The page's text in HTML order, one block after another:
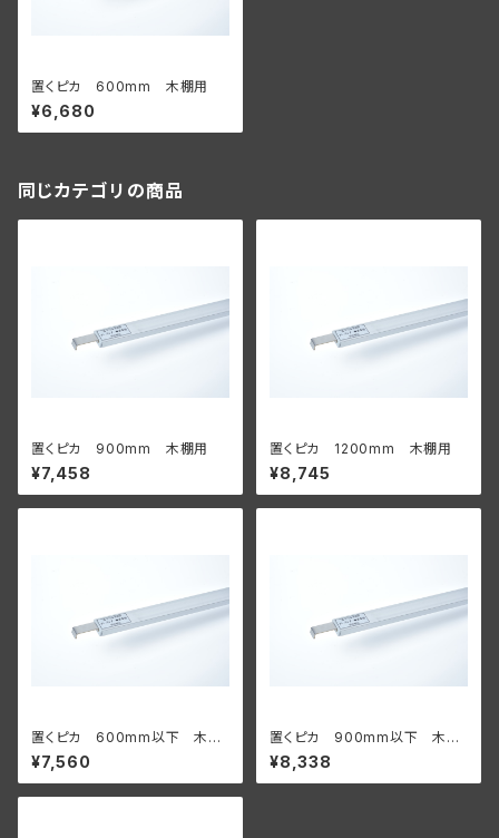
置くピカ 600mm 木棚用
¥6,680
同じカテゴリの商品
置くピカ 900mm 木棚用
¥7,458
置くピカ 1200mm 木棚用
¥8,745
置くピカ 600mm以下 木棚
用【サイズオーダー】
¥7,560
置くピカ 900mm以下 木棚
用 【サイズオーダー】
¥8,338